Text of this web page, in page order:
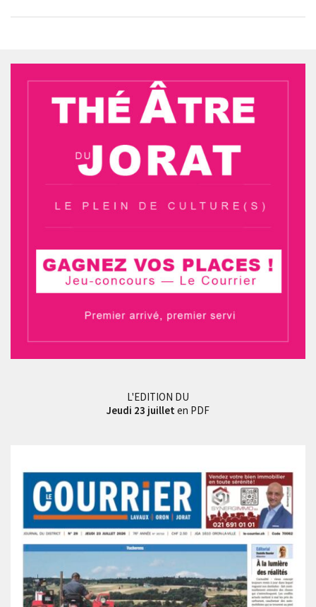
L'EDITION DU
Jeudi 23 juillet en PDF